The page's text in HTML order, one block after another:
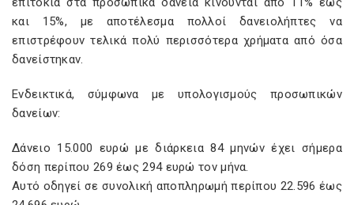
και 15%, με αποτέλεσμα πολλοί δανειολήπτες να
επιστρέφουν τελικά πολύ περισσότερα χρήματα από όσα
δανείστηκαν.
Ενδεικτικά, σύμφωνα με υπολογισμούς προσωπικών
δανείων:
Δάνειο 15.000 ευρώ με διάρκεια 84 μηνών έχει σήμερα
δόση περίπου 269 έως 294 ευρώ τον μήνα.
Αυτό οδηγεί σε συνολική αποπληρωμή περίπου 22.596 έως